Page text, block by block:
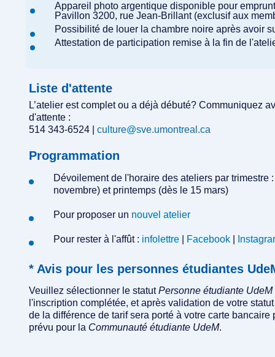
Appareil photo argentique disponible pour
Pavillon 3200, rue Jean-Brillant (exclusif aux
Possibilité de louer la chambre noire après avoir
Attestation de participation remise à la fin de
Liste d'attente
L’atelier est complet ou a déjà débuté? Communiquez
d'attente :
514 343-6524 | culture@sve.umontreal.ca
Programmation
Dévoilement de l'horaire des ateliers par
novembre) et printemps (dès le 15 mars)
Pour proposer un nouvel atelier
Pour rester à l'affût : infolettre Facebook
* Avis pour les personnes étudiantes
Veuillez sélectionner le statutPersonne étudiante UdeM
l'inscription complétée, et après validation de votre
de la différence de tarif sera porté à votre carte
prévu pour la Communauté étudiante UdeM.